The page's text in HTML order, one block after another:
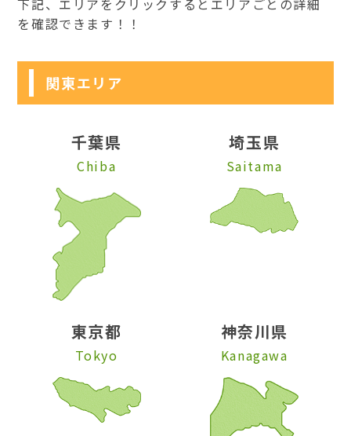
を確認できます！！
関東エリア
千葉県
Chiba
埼玉県
Saitama
東京都
Tokyo
神奈川県
Kanagawa